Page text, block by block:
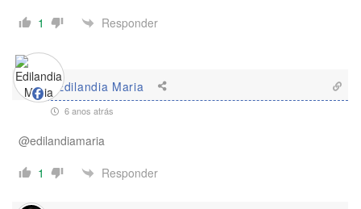
1
Responder
Edilandia Maria
6 anos atrás
@edilandiamaria
1
Responder